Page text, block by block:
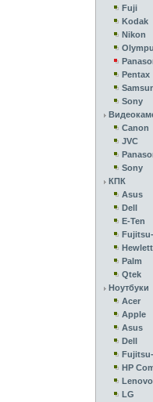
Fuji
Kodak
Nikon
Pentax
Sony
Canon
JVC
Sony
КПК
Asus
Dell
E-Ten
Palm
Qtek
Ноутбуки
Acer
Apple
Asus
Dell
HP
LG